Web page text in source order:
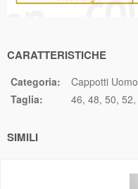
CARATTERISTICHE
Categoria:
Cappotti Uomo
Taglia:
46 48 50 52
SIMILI